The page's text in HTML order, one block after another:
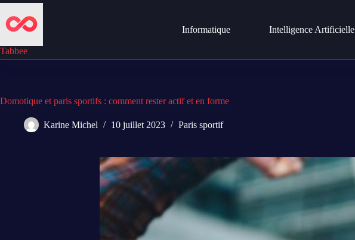
Passer
contenu
Tabbee
Informatique Intelligence Artificielle
Domotique et paris sportifs : comment rester actif et en forme
Karine Michel 10 juillet 2023 Paris sportif